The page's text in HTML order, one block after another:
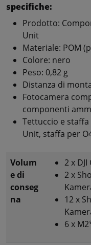
specifiche:
Prodotto:
Unit
Materiale: POM
Colore: nero
Peso: 0,82 g
Distanza di
Fotocamera
componenti
Tettuccio e
Unit, staffa per
Volum
e di
conseg
na
2 x
2 x
12 x
6 x